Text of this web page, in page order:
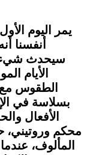
يمر اليوم
أنفسنا
سيحدث شيء
الأيام
الطقوس مع
بسلاسة في
الأفعال
محكم وروتيني،
المألوف،